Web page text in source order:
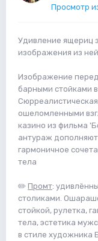
Просмотр
Удивление ящериц
изображения из
Изображение
барными стойками
ошеломленными
казино из фильма
антураж дополняют
гармоничное
тела
✏️ Промт:
столиками.
стойкой, рулетка,
тела, эстетика
в стиле художника